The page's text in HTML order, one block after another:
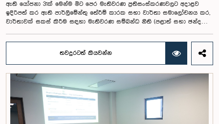
ඇති යෝජනා 31ක් මෙන්ම මීට පෙර මැතිවරණ ප්‍රතිසංස්කරණවලට අදාළව
ඉදිරිපත් කර ඇති පාර්ලිමේන්තු තේරීම් කාරක සභා වාර්තා සමාලෝචනය කර,
වාර්තාවක් සකස් කිරීම සඳහා මැතිවරණ සම්බන්ධ නීති (පළාත් සභා ඡන්ද
කාරක සභාව රාජ්‍ය පරිපාලන, පළාත් සභා සහ පළාත් පාලන ගරු අමාත්‍ය
මහාචාර්ය ඒ.එච්.එම්.එච්. අබයරත්න මහතාගේ සභාපතිත්වයෙන්
පාර්ලිමේන්තුවේදී පසුගියදා රැස් වූ අවස්ථාවේදීය.එහිදී 2004, 2007 සහ 2022
වසරවල පාර්ලිමේන්තු තේරීම් කාරක සභා වාර්තා මෙන්ම පුද්ගලයන් හා
සංවිධාන විසින් ඉදිරිපත් කර ඇති යෝජනා 31ක් පදනම් කර ගනිමින් මැතිවරණ
ප්‍රතිසංස්කරණ සම්බන්ධයෙන් දීර්ඝ ලෙස සාකච්ඡා කෙරිණි.සාකච්ඡාවේදී පළාත්
පාලන මැතිවරණ ක්‍රමය සඳහා මිශ්‍ර මැතිවරණ ක්‍රමයක් හඳුන්වා දීම, සුළු පක්ෂ
හා සුළුතර කණ්ඩායම්වල නියෝජනය තහවුරු කිරීම, කාන්තා නියෝජනය
තවදුරටත් කියවන්න